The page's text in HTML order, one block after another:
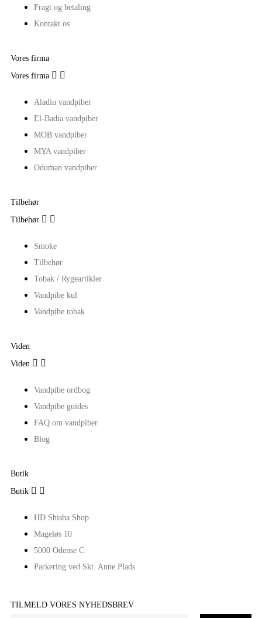
Fragt og betaling
Kontakt os
Vores firma
Vores firma  
Aladin vandpiber
El-Badia vandpiber
MOB vandpiber
MYA vandpiber
Oduman vandpiber
Tilbehør
Tilbehør  
Smoke
Tilbehør
Tobak / Rygeartikler
Vandpibe kul
Vandpibe tobak
Viden
Viden  
Vandpibe ordbog
Vandpibe guides
FAQ om vandpiber
Blog
Butik
Butik  
HD Shisha Shop
Mageløs 10
5000 Odense C
Parkering ved Skt. Anne Plads
TILMELD VORES NYHEDSBREV